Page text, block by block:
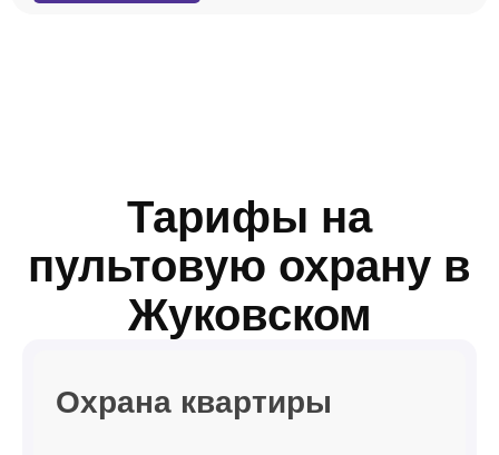
Тарифы на
пультовую охрану в
Жуковском
Охрана квартиры